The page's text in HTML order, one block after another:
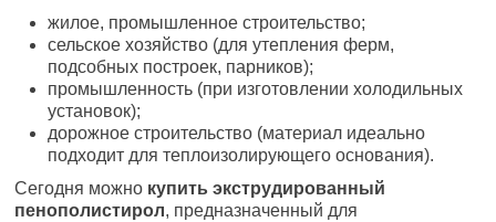
жилое, промышленное строительство;
сельское хозяйство (для утепления ферм,
подсобных построек, парников);
промышленность (при изготовлении холодильных
установок);
дорожное строительство (материал идеально
подходит для теплоизолирующего основания).
Сегодня можно купить экструдированный
пенополистирол, предназначенный для